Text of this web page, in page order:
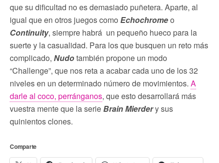
que su dificultad no es demasiado puñetera. Aparte, al
igual que en otros juegos como Echochromeo
Continuity, siempre habrá un pequeño hueco para la
suerte y la casualidad. Para los que busquen un reto más
complicado, Nudotambién propone un modo
“Challenge”, que nos reta a acabar cada uno de los 32
niveles en un determinado número de movimientos. A
darle al coco, perránganos, que esto desarrollará más
vuestra mente que la serie Brain Mierdery sus
quinientos clones.
Comparte